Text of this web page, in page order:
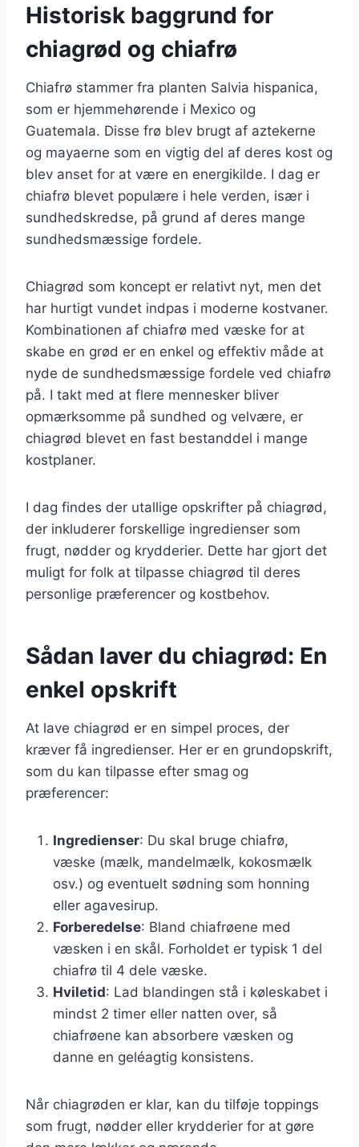
Historisk baggrund for
chiagrød og chiafrø
Chiafrø stammer fra planten Salvia hispanica,
som er hjemmehørende i Mexico og
Guatemala. Disse frø blev brugt af aztekerne
og mayaerne som en vigtig del af deres kost og
blev anset for at være en energikilde. I dag er
chiafrø blevet populære i hele verden, især i
sundhedskredse, på grund af deres mange
sundhedsmæssige fordele.
Chiagrød som koncept er relativt nyt, men det
har hurtigt vundet indpas i moderne kostvaner.
Kombinationen af chiafrø med væske for at
skabe en grød er en enkel og effektiv måde at
nyde de sundhedsmæssige fordele ved chiafrø
på. I takt med at flere mennesker bliver
opmærksomme på sundhed og velvære, er
chiagrød blevet en fast bestanddel i mange
kostplaner.
I dag findes der utallige opskrifter på chiagrød,
der inkluderer forskellige ingredienser som
frugt, nødder og krydderier. Dette har gjort det
muligt for folk at tilpasse chiagrød til deres
personlige præferencer og kostbehov.
Sådan laver du chiagrød: En
enkel opskrift
At lave chiagrød er en simpel proces, der
kræver få ingredienser. Her er en grundopskrift,
som du kan tilpasse efter smag og
præferencer:
Ingredienser: Du skal bruge chiafrø,
væske (mælk, mandelmælk, kokosmælk
osv.) og eventuelt sødning som honning
eller agavesirup.
Forberedelse: Bland chiafrøene med
væsken i en skål. Forholdet er typisk 1 del
chiafrø til 4 dele væske.
Hviletid: Lad blandingen stå i køleskabet i
mindst 2 timer eller natten over, så
chiafrøene kan absorbere væsken og
danne en geléagtig konsistens.
Når chiagrøden er klar, kan du tilføje toppings
som frugt, nødder eller krydderier for at gøre